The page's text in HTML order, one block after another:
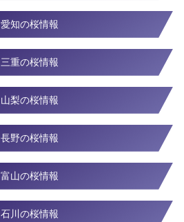
愛知の桜情報
三重の桜情報
山梨の桜情報
長野の桜情報
富山の桜情報
石川の桜情報